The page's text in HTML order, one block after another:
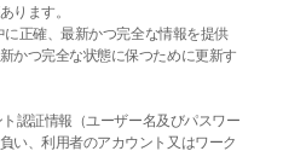
ります。
正確、最新かつ完全な情報を提供
かつ完全な状態に保つために更新す
認証情報（ユーザー名及びパスワー
い、利用者のアカウント又はワーク